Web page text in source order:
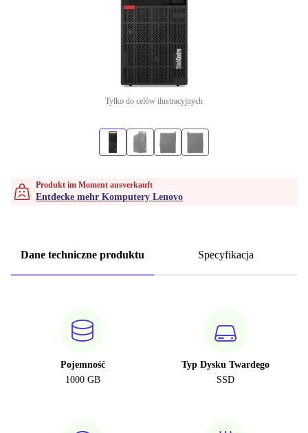
Tylko do celów ilustracyjnych
Produkt im Moment ausverkauft
Entdecke mehr Komputery Lenovo
Dane techniczne produktu Specyfikacja
Pojemność
1000 GB
Typ Dysku Twardego
SSD